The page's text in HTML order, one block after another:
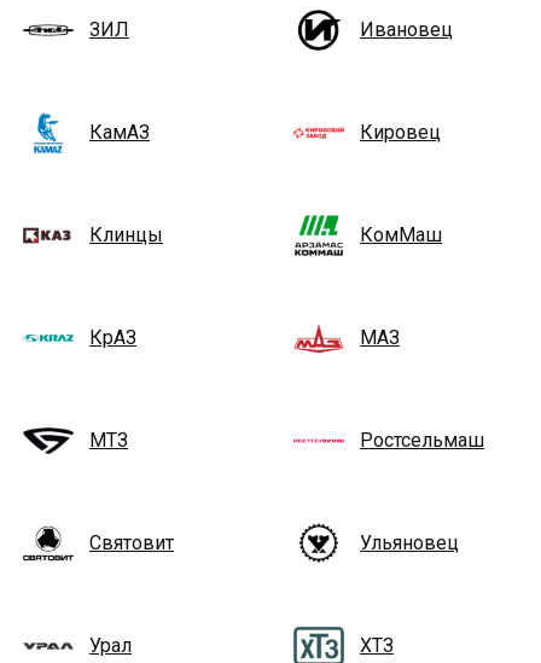
ЗИЛ Ивановец
КамАЗ Кировец
Клинцы КомМаш
КрАЗ МАЗ
МТЗ Ростсельмаш
Святовит Ульяновец
Урал ХТЗ